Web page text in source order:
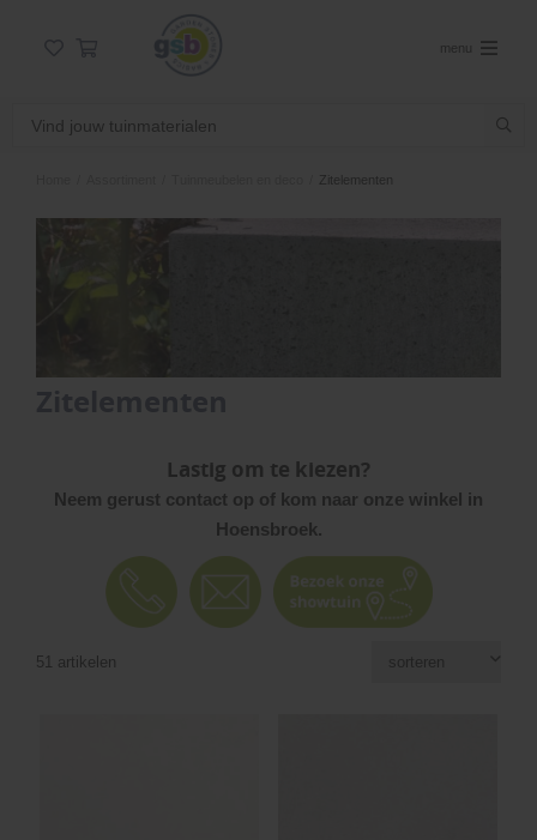
menu
Zitelementen
Lastig om te kiezen?
Neem gerust contact op of kom naar onze winkel in
Hoensbroek.
51 artikelen